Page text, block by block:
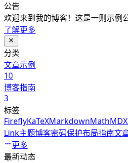
公告
欢迎来到我的博客！这是一则示例
了解更多
分类
文章示例
10
博客指南
3
标签
FireflyKaTeXMarkdownMathMDX
Link主题博客密码保护布局指南文
更多
最新动态